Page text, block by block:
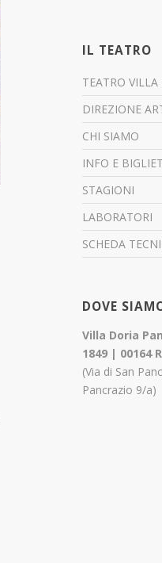
IL TEATRO
TEATRO VILLA
DIREZIONE
CHI SIAMO
INFO E
STAGIONI
LABORATORI
SCHEDA
DOVE
Villa Doria
1849 | 00164
(Via di San
Pancrazio 9/a)